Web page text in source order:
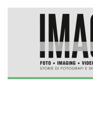
Skip to main content